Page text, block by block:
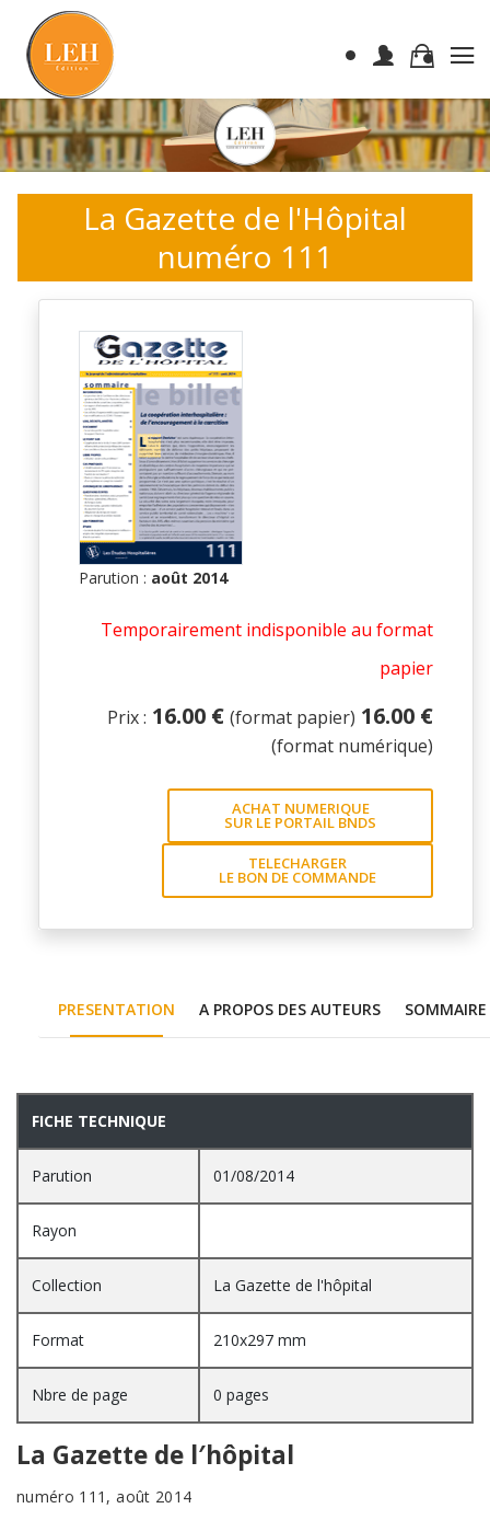
La Gazette de l'Hôpital
numéro 111
Parution : août 2014
Temporairement indisponible au format
papier
Prix : 16.00 € (format papier) 16.00 €
(format numérique)
ACHAT NUMERIQUE
SUR LE PORTAIL BNDS
TELECHARGER
LE BON DE COMMANDE
PRESENTATION A PROPOS DES AUTEURS SOMMAIRE
PRESENTATION
FICHE TECHNIQUE
Parution 01/08/2014
Rayon
Collection La Gazette de l'hôpital
Format 210x297 mm
Nbre de page 0 pages
La Gazette de l′hôpital
numéro 111, août 2014